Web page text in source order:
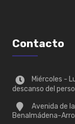
Contacto
Miércoles -
descanso del
Avenida de
Benalmádena-